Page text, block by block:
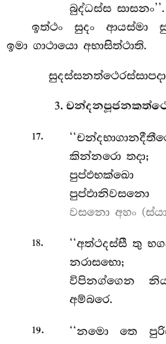
බුද්ධස්ස සාසනං’’.
ඉත්ථං සුදං ආයස්මා
ඉමා ගාථායො අභාසිත්ථාති.
3.
17.
කින්නරො තදා;
වසනො අහං
18.
‘‘අත්ථදස්සී තු
නරාසභො;
විපිනග්ගෙන
අම්බරෙ.
19.
‘‘නමො තෙ